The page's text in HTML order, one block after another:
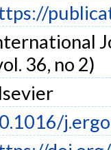
36, no 2)